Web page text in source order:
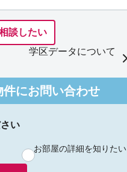
談したい
学区データについて
件にお問い合わせ
い
お部屋の詳細を知りたい